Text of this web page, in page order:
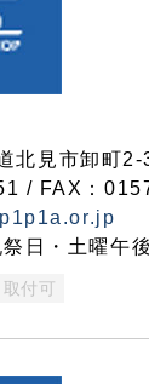
見市卸町2-
/ FAX：
日・土曜午後
付可